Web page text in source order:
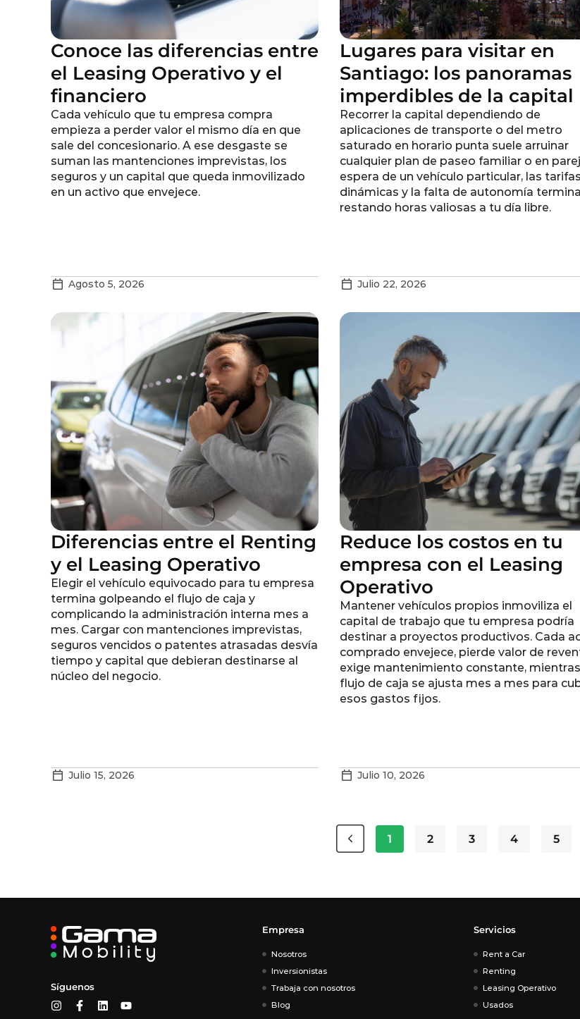
Conoce las diferencias entre
el Leasing Operativo y el
financiero
Cada vehículo que tu empresa compra
empieza a perder valor el mismo día en que
sale del concesionario. A ese desgaste se
suman las mantenciones imprevistas, los
seguros y un capital que queda inmovilizado
en un activo que envejece.
Agosto 5, 2026
Lugares para visitar en
Santiago: los panoramas
imperdibles de la capital
Recorrer la capital dependiendo de
aplicaciones de transporte o del metro
saturado en horario punta suele arruinar
cualquier plan de paseo familiar o en
espera de un vehículo particular, las tarifas
dinámicas y la falta de autonomía
restando horas valiosas a tu día libre.
Julio 22, 2026
Diferencias entre el Renting
y el Leasing Operativo
Elegir el vehículo equivocado para tu empresa
termina golpeando el flujo de caja y
complicando la administración interna mes a
mes. Cargar con mantenciones imprevistas,
seguros vencidos o patentes atrasadas desvía
tiempo y capital que debieran destinarse al
núcleo del negocio.
Julio 15, 2026
Reduce los costos en tu
empresa con el Leasing
Operativo
Mantener vehículos propios inmoviliza el
capital de trabajo que tu empresa podría
destinar a proyectos productivos. Cada
comprado envejece, pierde valor de
exige mantenimiento constante, mientras
flujo de caja se ajusta mes a mes para
esos gastos fijos.
Julio 10, 2026
1 2 3 4 5
Síguenos
Empresa
Nosotros
Inversionistas
Trabaja con nosotros
Blog
Servicios
Rent a Car
Renting
Leasing Operativo
Usados